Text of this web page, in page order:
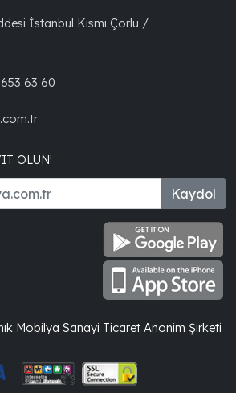
İstanbul Kısmı Çorlu /
63 60
OLUN!
Kaydol
Mobilya Sanayi Ticaret Anonim Şirketi